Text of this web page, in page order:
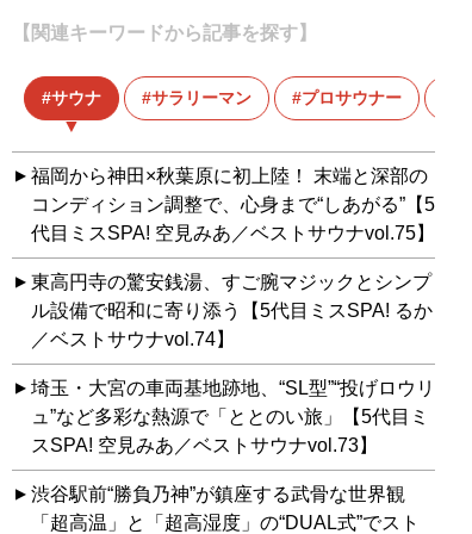
【関連キーワードから記事を探す】
サウナ サラリーマン プロサウナー
福岡から神田×秋葉原に初上陸！ 末端と深部の
コンディション調整で、心身まで“しあがる”【5
代目ミスSPA! 空見みあ／ベストサウナvol.75】
東高円寺の驚安銭湯、すご腕マジックとシンプ
ル設備で昭和に寄り添う【5代目ミスSPA! るか
／ベストサウナvol.74】
埼玉・大宮の車両基地跡地、“SL型”“投げロウリ
ュ”など多彩な熱源で「ととのい旅」【5代目ミ
スSPA! 空見みあ／ベストサウナvol.73】
渋谷駅前“勝負乃神”が鎮座する武骨な世界観
「超高温」と「超高湿度」の“DUAL式”でスト